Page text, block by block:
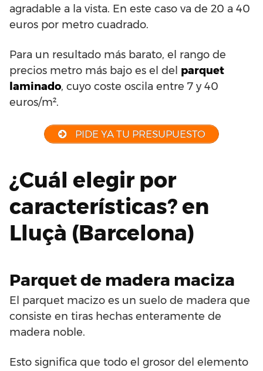
agradable a la vista. En este caso va de 20 a 40
euros por metro cuadrado.
Para un resultado más barato, el rango de
precios metro más bajo es el del parquet
laminado, cuyo coste oscila entre 7 y 40
euros/m².
PIDE YA TU PRESUPUESTO
¿Cuál elegir por
características? en
Lluçà (Barcelona)
Parquet de madera maciza
El parquet macizo es un suelo de madera que
consiste en tiras hechas enteramente de
madera noble.
Esto significa que todo el grosor del elemento